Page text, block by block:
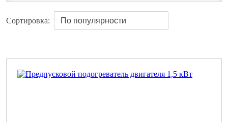
Сортировка: